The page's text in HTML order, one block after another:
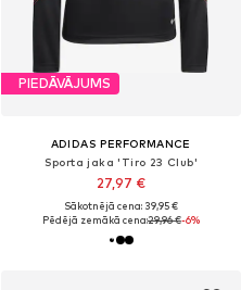
PIEDĀVĀJUMS
ADIDAS PERFORMANCE
Sporta jaka 'Tiro 23 Club'
27,97 €
Sākotnējā cena: 39,95 €
Pēdējā zemākā cena:29,96 €-6%